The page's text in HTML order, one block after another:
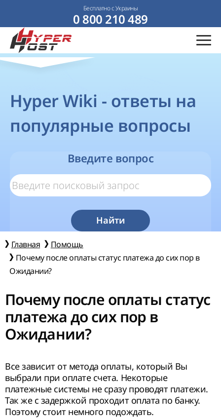
Бесплатно с Украины
0 800 210 489
Hyper Wiki - ответы на
популярные вопросы
Введите вопрос
Найти
Главная
Помощь
Почему после оплаты статус платежа до сих пор в
Ожидании?
Почему после оплаты статус
платежа до сих пор в
Ожидании?
Все зависит от метода оплаты, который Вы
выбрали при оплате счета. Некоторые
платежные системы не сразу проводят платежи.
Так же с задержкой проходит оплата по банку.
Поэтому стоит немного подождать.